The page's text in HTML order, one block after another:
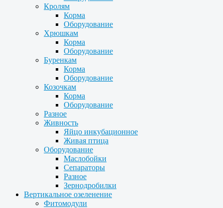
Кролям
Корма
Оборудование
Хрюшкам
Корма
Оборудование
Буренкам
Корма
Оборудование
Козочкам
Корма
Оборудование
Разное
Живность
Яйцо инкубационное
Живая птица
Оборудование
Маслобойки
Сепараторы
Разное
Зернодробилки
Вертикальное озеленение
Фитомодули